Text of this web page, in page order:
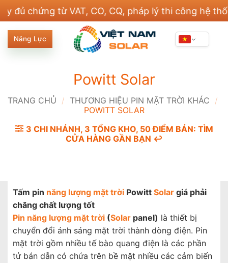
qua
nội
dung
từ VAT, CO, CQ, pháp lý thi công hệ thống
Năng Lực
Powitt Solar
TRANG CHỦ / THƯƠNG HIỆU PIN MẶT TRỜI KHÁC /
POWITT SOLAR
3 CHI NHÁNH, 3 TỔNG KHO, 50 ĐIỂM BÁN: TÌM
CỬA HÀNG GẦN BẠN ↩️
Tấm pin năng lượng mặt trời Powitt Solar giá phải
chăng chất lượng tốt
Pin năng lượng mặt trời (Solar panel) là thiết bị
chuyển đổi ánh sáng mặt trời thành dòng điện. Pin
mặt trời gồm nhiều tế bào quang điện là các phần
tử bán dẫn có chứa trên bề mặt nhiều các cảm biến